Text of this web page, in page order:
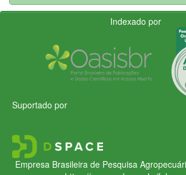
Indexado por
Suportado por
Empresa Brasileira de Pesquisa